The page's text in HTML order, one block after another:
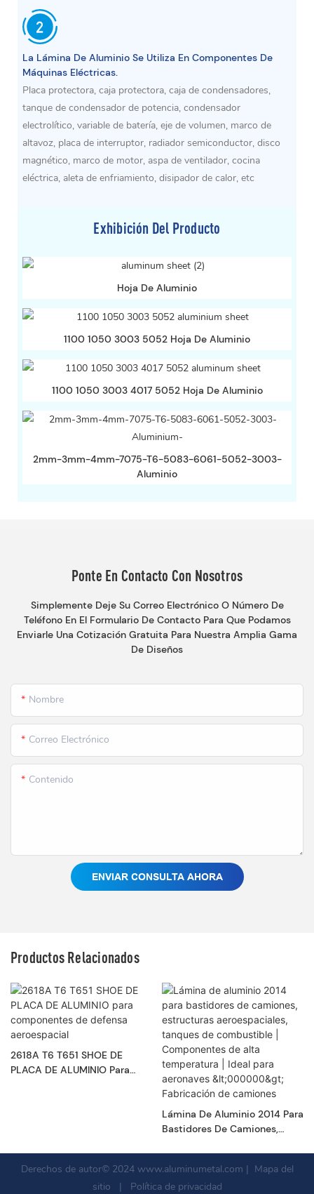
La Lámina De Aluminio Se Utiliza En Componentes De
Máquinas Eléctricas.
Placa protectora, caja protectora, caja de condensadores,
tanque de condensador de potencia, condensador
electrolítico, variable de batería, eje de volumen, marco de
altavoz, placa de interruptor, radiador semiconductor, disco
magnético, marco de motor, aspa de ventilador, cocina
eléctrica, aleta de enfriamiento, disipador de calor, etc
Exhibición Del Producto
Hoja De Aluminio
1100 1050 3003 5052 Hoja De Aluminio
1100 1050 3003 4017 5052 Hoja De Aluminio
2mm-3mm-4mm-7075-T6-5083-6061-5052-3003-
Aluminio
Ponte En Contacto Con Nosotros
Simplemente Deje Su Correo Electrónico O Número De
Teléfono En El Formulario De Contacto Para Que Podamos
Enviarle Una Cotización Gratuita Para Nuestra Amplia Gama
De Diseños
Nombre
Correo Electrónico
Contenido
ENVIAR CONSULTA AHORA
Productos Relacionados
2618A T6 T651 SHOE DE
PLACA DE ALUMINIO Para
Lámina De Aluminio 2014 Para
Bastidores De Camiones,
Componentes De Alta
Temperatura | Ideal Para
Derechos de autor© 2024 www.aluminumetal.com | Mapa del
sitio
| Política de privacidad